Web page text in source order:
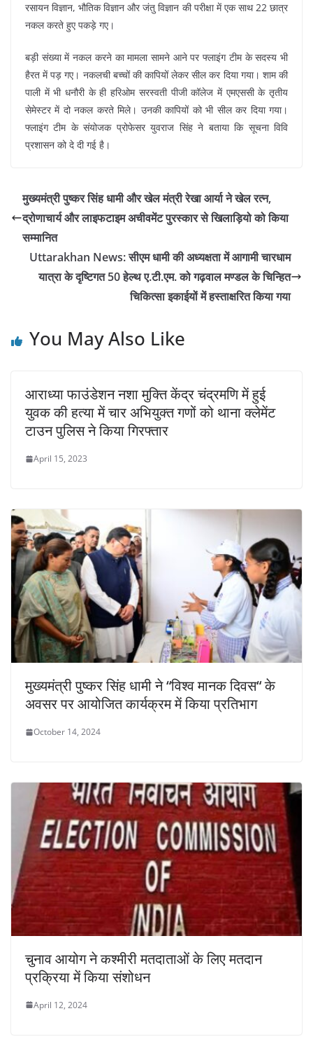
रसायन विज्ञान, भौतिक विज्ञान और जंतु विज्ञान की परीक्षा में एक साथ 22 छात्र
नकल करते हुए पकड़े गए।
बड़ी संख्या में नकल करने का मामला सामने आने पर फ्लाइंग टीम के सदस्य भी
हैरत में पड़ गए। नकलची बच्चों की कापियों लेकर सील कर दिया गया। शाम की
पाली में भी धनौरी के ही हरिओम सरस्वती पीजी कॉलेज में एमएससी के तृतीय
सेमेस्टर में दो नकल करते मिले। उनकी कापियों को भी सील कर दिया गया।
फ्लाइंग टीम के संयोजक प्रोफेसर युवराज सिंह ने बताया कि सूचना विवि
प्रशासन को दे दी गई है।
मुख्यमंत्री पुष्कर सिंह धामी और खेल मंत्री रेखा आर्या ने खेल रत्न,
द्रोणाचार्य और लाइफटाइम अचीवमेंट पुरस्कार से खिलाड़ियो को किया
सम्मानित
Uttarakhan News: सीएम धामी की अध्यक्षता में आगामी चारधाम
यात्रा के दृष्टिगत 50 हेल्थ ए.टी.एम. को गढ़वाल मण्डल के चिन्हित
चिकित्सा इकाईयों में हस्ताक्षरित किया गया
You May Also Like
आराध्या फाउंडेशन नशा मुक्ति केंद्र चंद्रमणि में हुई
युवक की हत्या में चार अभियुक्त गणों को थाना क्लेमेंट
टाउन पुलिस ने किया गिरफ्तार
April 15, 2023
मुख्यमंत्री पुष्कर सिंह धामी ने “विश्व मानक दिवस“ के
अवसर पर आयोजित कार्यक्रम में किया प्रतिभाग
October 14, 2024
चुनाव आयोग ने कश्मीरी मतदाताओं के लिए मतदान
प्रक्रिया में किया संशोधन
April 12, 2024